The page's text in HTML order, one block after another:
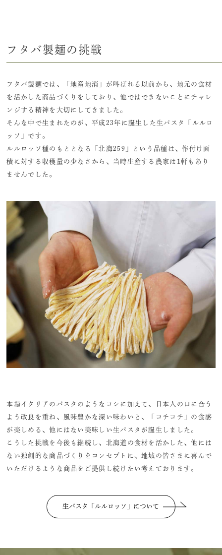
フタバ製麺の挑戦
フタバ製麺では、「地産地消」が叫ばれる以前から、地元の食材
を活かした商品づくりをしており、他ではできないことにチャレ
ンジする精神を大切にしてきました。
そんな中で生まれたのが、平成23年に誕生した生パスタ「ルルロ
ッソ」です。
ルルロッソ種のもととなる「北海259」という品種は、作付け面
積に対する収穫量の少なさから、当時生産する農家は1軒もあり
ませんでした。
本場イタリアのパスタのようなコシに加えて、日本人の口に合う
よう改良を重ね、風味豊かな深い味わいと、「コチコチ」の食感
が楽しめる、他にはない美味しい生パスタが誕生しました。
こうした挑戦を今後も継続し、北海道の食材を活かした、他には
ない独創的な商品づくりをコンセプトに、地域の皆さまに喜んで
いただけるような商品をご提供し続けたい考えております。
生パスタ「ルルロッソ」について